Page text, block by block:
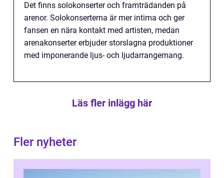
Det finns solokonserter och framträdanden på
arenor. Solokonserterna är mer intima och ger
fansen en nära kontakt med artisten, medan
arenakonserter erbjuder storslagna produktioner
med imponerande ljus- och ljudarrangemang.
Läs fler inlägg här
Fler nyheter